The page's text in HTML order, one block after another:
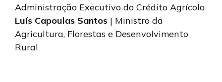
Administração Executivo do Crédito Agrícola
Luís Capoulas Santos | Ministro da
Agricultura, Florestas e Desenvolvimento
Rural